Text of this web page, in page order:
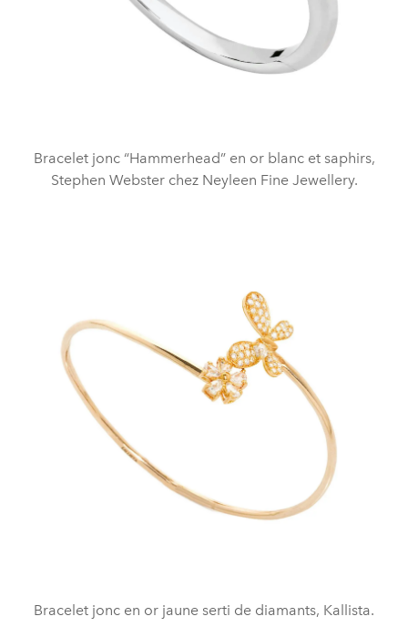
Bracelet jonc “Hammerhead” en or blanc et saphirs,
Stephen Webster chez Neyleen Fine Jewellery.
Bracelet jonc en or jaune serti de diamants, Kallista.